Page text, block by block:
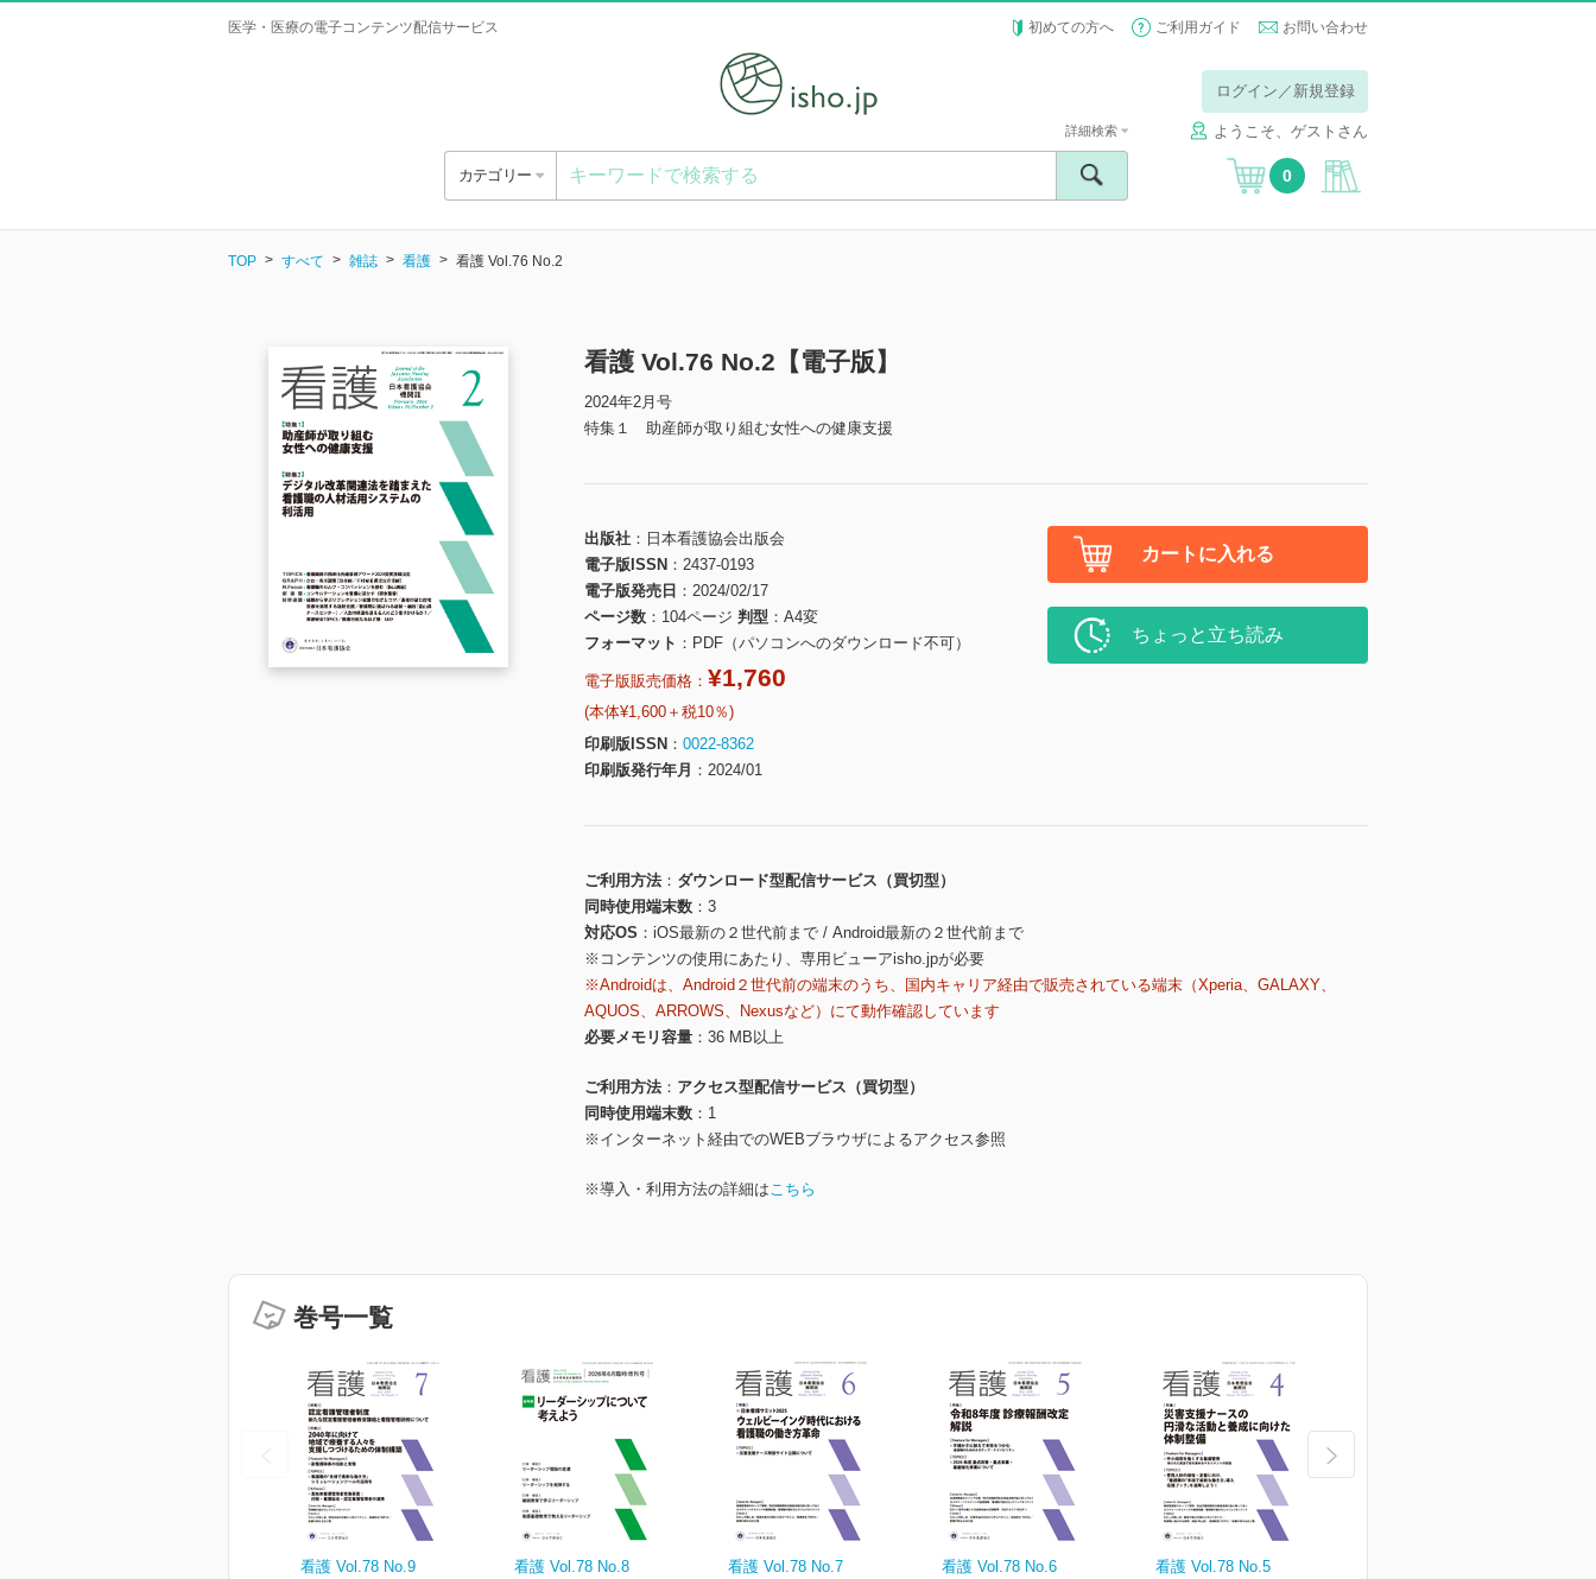
医学・医療の電子コンテンツ配信サービス 初めての方へ ご利用ガイド お問い合わせ
ログイン／新規登録
ようこそ、ゲストさん
カテゴリー
詳細検索
0
TOP すべて 雑誌 看護 看護 Vol.76 No.2
看護 Vol.76 No.2【電子版】
2024年2月号
特集１ 助産師が取り組む女性への健康支援
出版社
日本看護協会出版会
電子版ISSN
2437-0193
電子版発売日
2024/02/17
ページ数
104ページ 判型
A4変
フォーマット
PDF（パソコンへのダウンロード不可）
電子版販売価格： ¥1,760
(本体¥1,600＋税10％)
印刷版ISSN
0022-8362
印刷版発行年月
2024/01
カートに入れる
ちょっと立ち読み
ご利用方法
ダウンロード型配信サービス（買切型）
同時使用端末数
3
対応OS
iOS最新の２世代前まで / Android最新の２世代前まで
※コンテンツの使用にあたり、専用ビューアisho.jpが必要
※Androidは、Android２世代前の端末のうち、国内キャリア経由で販売されている端末（Xperia、GALAXY、
AQUOS、ARROWS、Nexusなど）にて動作確認しています
必要メモリ容量
36 MB以上
ご利用方法
アクセス型配信サービス（買切型）
同時使用端末数
1
※インターネット経由でのWEBブラウザによるアクセス参照
※導入・利用方法の詳細はこちら
巻号一覧
看護 Vol.78 No.9
看護 Vol.78 No.8
看護 Vol.78 No.7
看護 Vol.78 No.6
看護 Vol.78 No.5